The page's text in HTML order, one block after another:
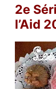
2e
l’Aid